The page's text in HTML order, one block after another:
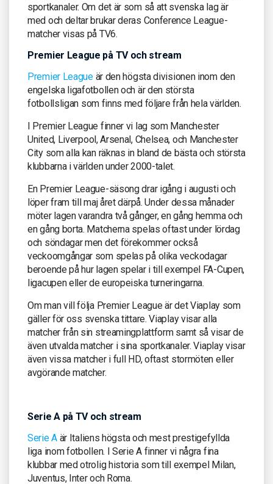
sportkanaler. Om det är som så att svenska lag är
med och deltar brukar deras Conference League-
matcher visas på TV6.
Premier League på TV och stream
Premier Leagueär den högsta divisionen inom den
engelska ligafotbollen och är den största
fotbollsligan som finns med följare från hela världen.
I Premier League finner vi lag som Manchester
United, Liverpool, Arsenal, Chelsea, och Manchester
City som alla kan räknas in bland de bästa och största
klubbarna i världen under 2000-talet.
En Premier League-säsong drar igång i augusti och
löper fram till maj året därpå. Under dessa månader
möter lagen varandra två gånger, en gång hemma och
en gång borta. Matcherna spelas oftast under lördag
och söndagar men det förekommer också
veckoomgångar som spelas på olika veckodagar
beroende på hur lagen spelar i till exempel FA-Cupen,
ligacupen eller de europeiska turneringarna.
Om man vill följa Premier League är det Viaplay som
gäller för oss svenska tittare. Viaplay visar alla
matcher från sin streamingplattform samt så visar de
även utvalda matcher i sina sportkanaler. Viaplay visar
även vissa matcher i full HD, oftast stormöten eller
avgörande matcher.
Serie A på TV och stream
Serie Aär Italiens högsta och mest prestigefyllda
liga inom fotbollen. I Serie A finner vi några fina
klubbar med otrolig historia som till exempel Milan,
Juventus, Inter och Roma.